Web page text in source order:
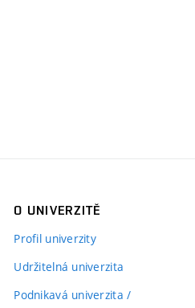
O UNIVERZITĚ
Profil univerzity
Udržitelná univerzita
Podnikavá univerzita /